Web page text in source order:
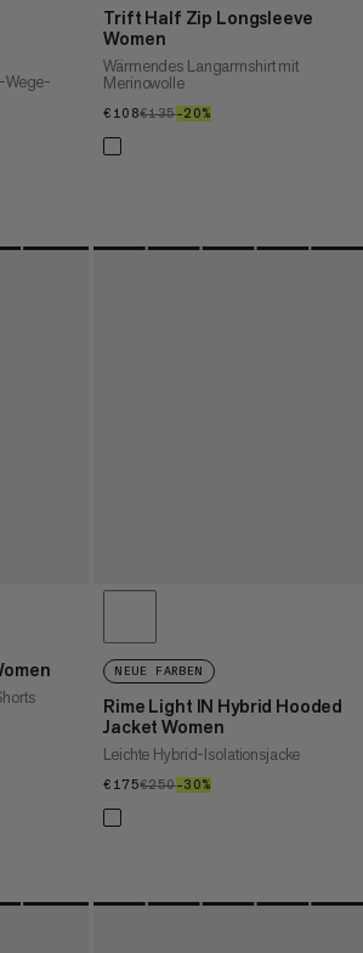
Wege-
Trift Half Zip Longsleeve
Women
Wärmendes Langarmshirt mit
Merinowolle
€108€108
€135€135
–20%
NEUE FARBEN
Rime Light IN Hybrid Hooded
Jacket Women
Leichte Hybrid-Isolationsjacke
€175€175
€250€250
–30%